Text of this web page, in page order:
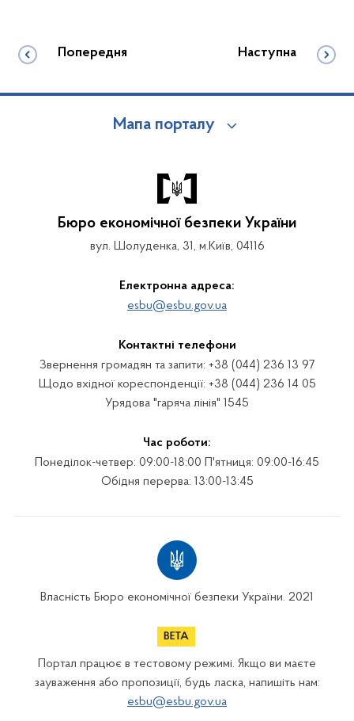
Попередня Наступна
Мапа порталу
Бюро економічної безпеки України
вул. Шолуденка, 31, м.Київ, 04116
Електронна адреса:
esbu@esbu.gov.ua
Контактні телефони
Звернення громадян та запити: +38 (044) 236 13 97
Щодо вхідної кореспонденції: +38 (044) 236 14 05
Урядова "гаряча лінія" 1545
Час роботи:
Понеділок-четвер: 09:00-18:00 П'ятниця: 09:00-16:45
Обідня перерва: 13:00-13:45
Власність Бюро економічної безпеки України. 2021
Портал працює в тестовому режимі. Якщо ви маєте
зауваження або пропозиції, будь ласка, напишіть нам:
esbu@esbu.gov.ua